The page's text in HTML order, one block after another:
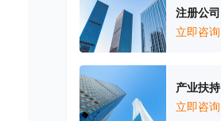
注册公司
立即咨询
产业扶持
立即咨询